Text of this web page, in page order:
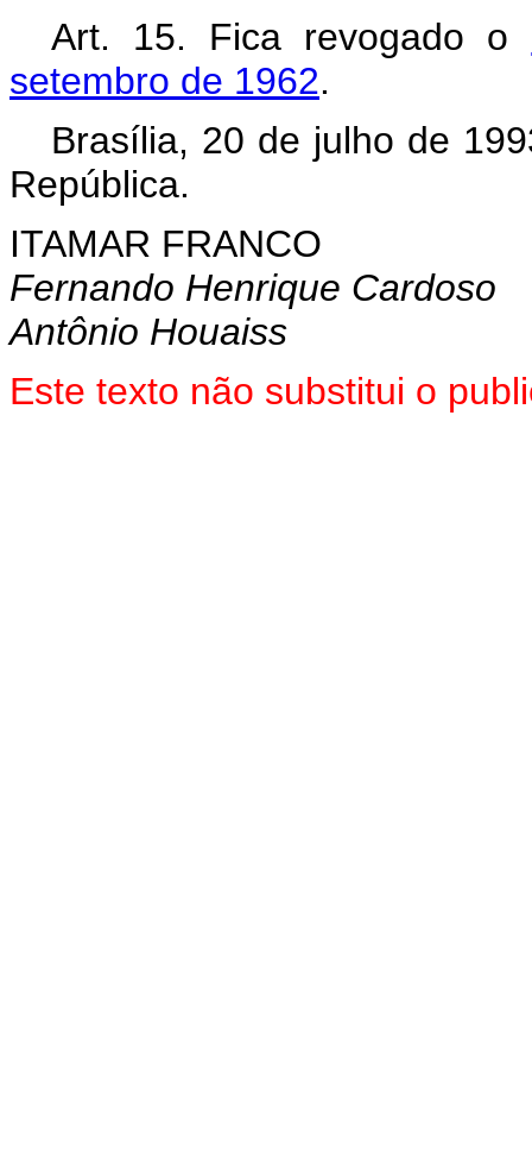
Art. 15. Fica revogado o
setembro de 1962.
Brasília, 20 de julho de
República.
ITAMAR FRANCO
Fernando Henrique Cardoso
Antônio Houaiss
Este texto não substitui o